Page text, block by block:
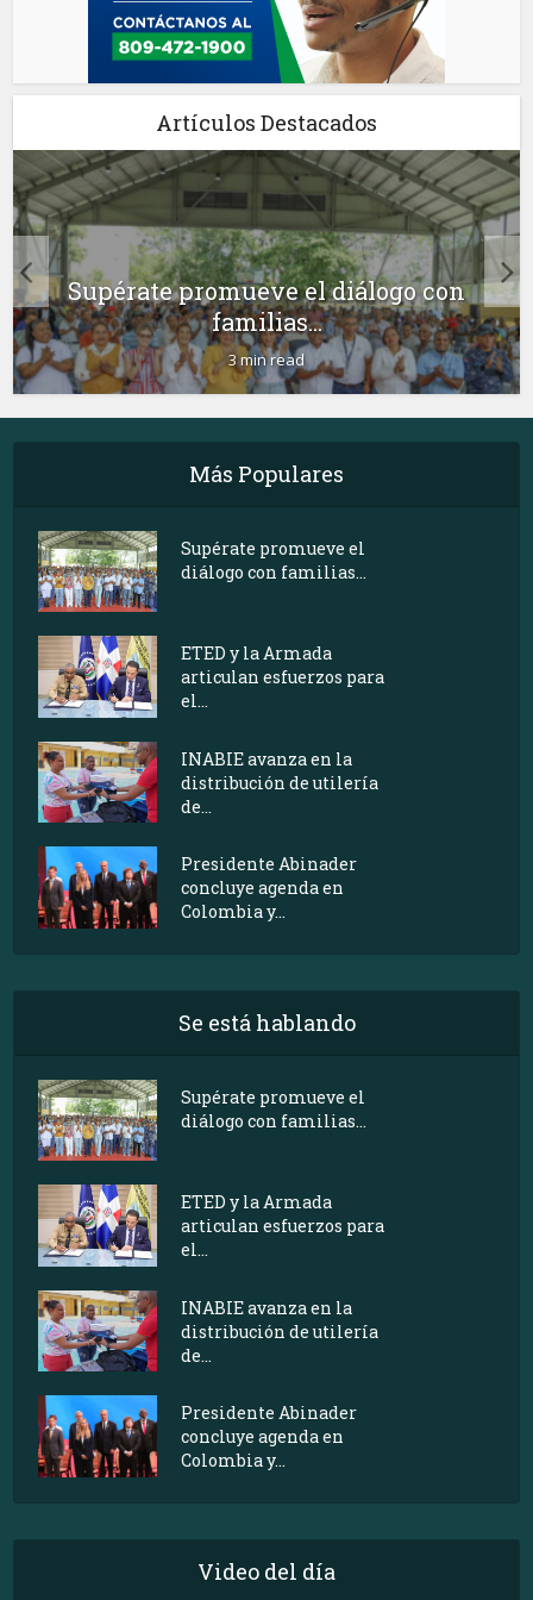
Artículos Destacados
Supérate promueve el diálogo con
familias...
3 min read
Más Populares
Supérate promueve el
diálogo con familias...
ETED y la Armada
articulan esfuerzos para
el...
INABIE avanza en la
distribución de utilería
de...
Presidente Abinader
concluye agenda en
Colombia y...
Se está hablando
Supérate promueve el
diálogo con familias...
ETED y la Armada
articulan esfuerzos para
el...
INABIE avanza en la
distribución de utilería
de...
Presidente Abinader
concluye agenda en
Colombia y...
Video del día